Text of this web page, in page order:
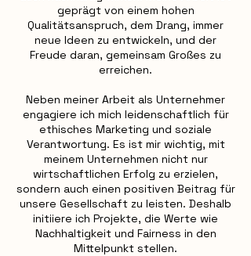
geprägt von einem hohen
Qualitätsanspruch, dem Drang, immer
neue Ideen zu entwickeln, und der
Freude daran, gemeinsam Großes zu
erreichen.
Neben meiner Arbeit als Unternehmer
engagiere ich mich leidenschaftlich für
ethisches Marketing und soziale
Verantwortung. Es ist mir wichtig, mit
meinem Unternehmen nicht nur
wirtschaftlichen Erfolg zu erzielen,
sondern auch einen positiven Beitrag für
unsere Gesellschaft zu leisten. Deshalb
initiiere ich Projekte, die Werte wie
Nachhaltigkeit und Fairness in den
Mittelpunkt stellen.